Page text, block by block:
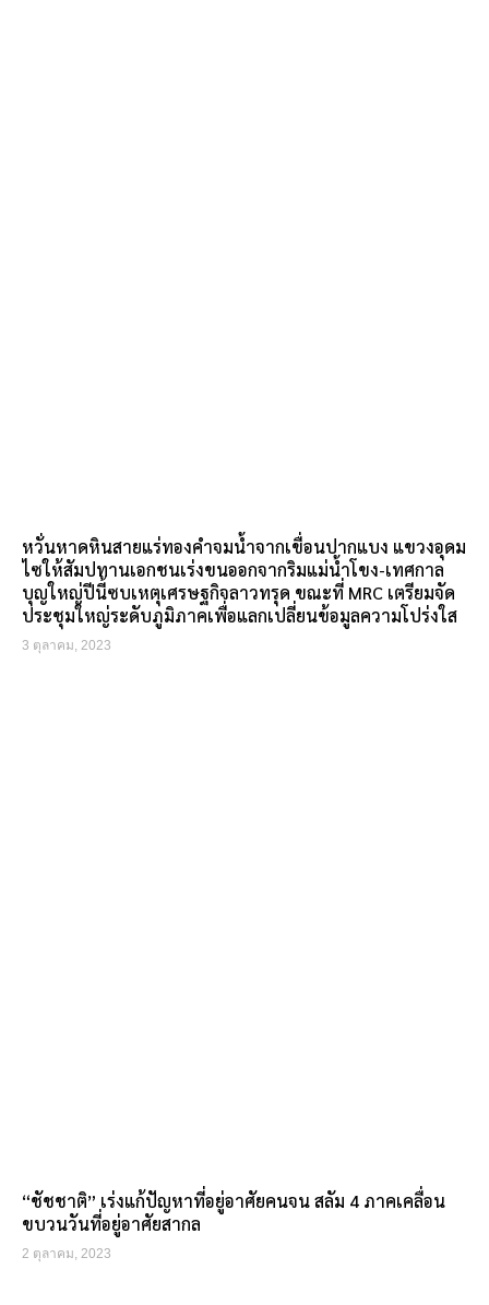
หวั่นหาดหินสายแร่ทองคำจมน้ำจากเขื่อนปากแบง แขวงอุดม
ไซให้สัมปทานเอกชนเร่งขนออกจากริมแม่น้ำโขง-เทศกาล
บุญใหญ่ปีนี้ซบเหตุเศรษฐกิจลาวทรุด ขณะที่ MRC เตรียมจัด
ประชุมใหญ่ระดับภูมิภาคเพื่อแลกเปลี่ยนข้อมูลความโปร่งใส
3 ตุลาคม, 2023
“ชัชชาติ” เร่งแก้ปัญหาที่อยู่อาศัยคนจน สลัม 4 ภาคเคลื่อน
ขบวนวันที่อยู่อาศัยสากล
2 ตุลาคม, 2023